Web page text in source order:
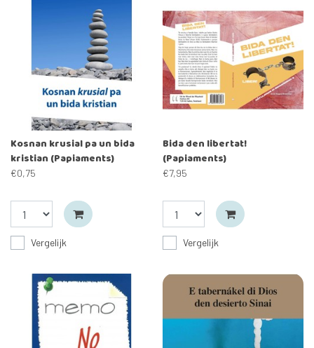
Kosnan krusial pa un bida
kristian (Papiaments)
€0,75
Vergelijk
Bida den libertat!
(Papiaments)
€7,95
Vergelijk